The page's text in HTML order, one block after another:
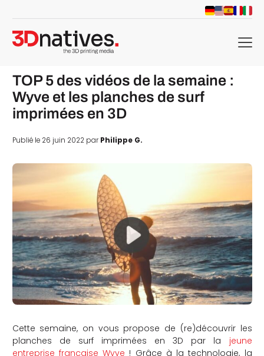
menu
TOP 5 des vidéos de la semaine :
Wyve et les planches de surf
imprimées en 3D
Publié le 26 juin 2022 parPhilippe G.
Cette semaine, on vous propose de (re)découvrir les
planches de surf imprimées en 3D par la jeune
entreprise française Wyve ! Grâce à la technologie, la